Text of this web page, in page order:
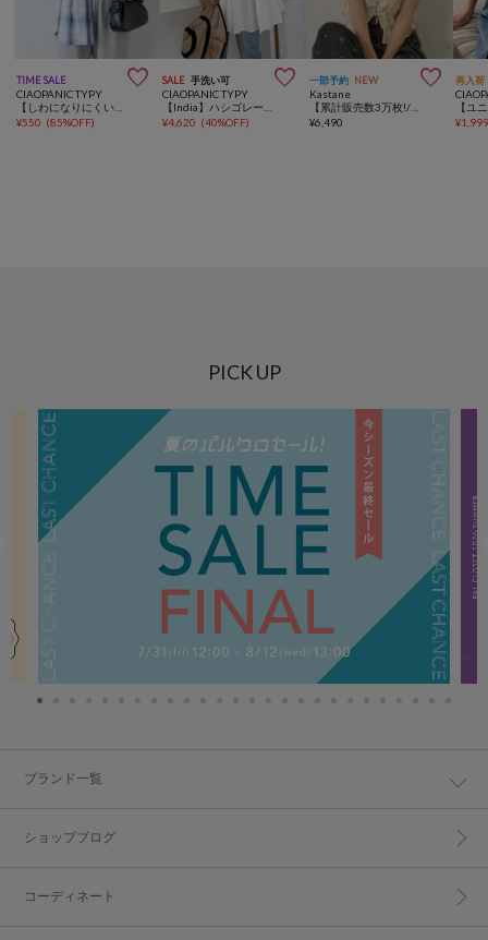
TIME SALE 
CIAOPANIC TYPY
¥550 (85%OFF)
SALE 手洗い可 
CIAOPANIC TYPY
¥4,620 (40%OFF)
一部予約 NEW 
Kastane
【累計販売数3万枚!/着痩せ◎】クシュクシュブラウス
¥6,490
再入荷
¥
PICK UP
ブランド一覧
ショップブログ
コーディネート